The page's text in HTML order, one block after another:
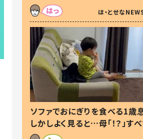
た本音とは
ほ・とせな
ソファでおにぎりを食べる1歳
しかしよく見ると…母「！？」す
察した母の投稿に「可愛いから許